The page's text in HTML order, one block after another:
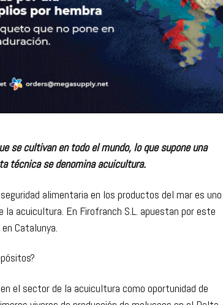
se cultivan en todo el mundo, lo que supone una
técnica se denomina acuicultura.
alimentaria en los productos del mar es uno
acuicultura. En Firofranch S.L. apuestan por este
Catalunya.
el sector de la acuicultura como oportunidad de